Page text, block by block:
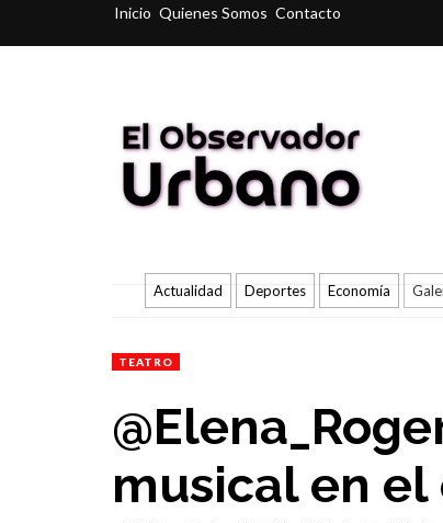
Inicio Quienes Somos Contacto
Actualidad Deportes Economía
TEATRO
musical en el